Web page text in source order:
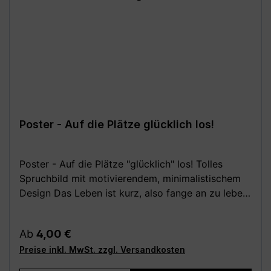
Poster - Auf die Plätze glücklich los!
Poster - Auf die Plätze "glücklich" los! Tolles
Spruchbild mit motivierendem, minimalistischem
Design Das Leben ist kurz, also fange an zu leben
besonders aber im Wohnzimmer, in der Küche und
im Schlafzimmer eine schöne Wanddekoration.
Festes, hochwertiges 250 g Papier (matt). Poster
Regulärer Preis:
Ab 4,00 €
Preise inkl. MwSt. zzgl. Versandkosten